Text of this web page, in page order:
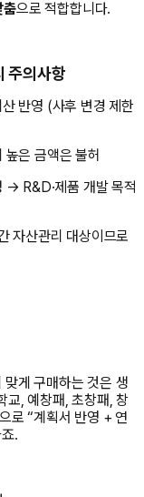
춤으로 적합합니다.
주의사항
반영 (사후 변경 제한
은 금액은 불허
→ R&D·제품 개발 목적
자산관리 대상이므로
게 구매하는 것은 생
교, 예창패, 초창패, 창
로 “계획서 반영 + 연
.